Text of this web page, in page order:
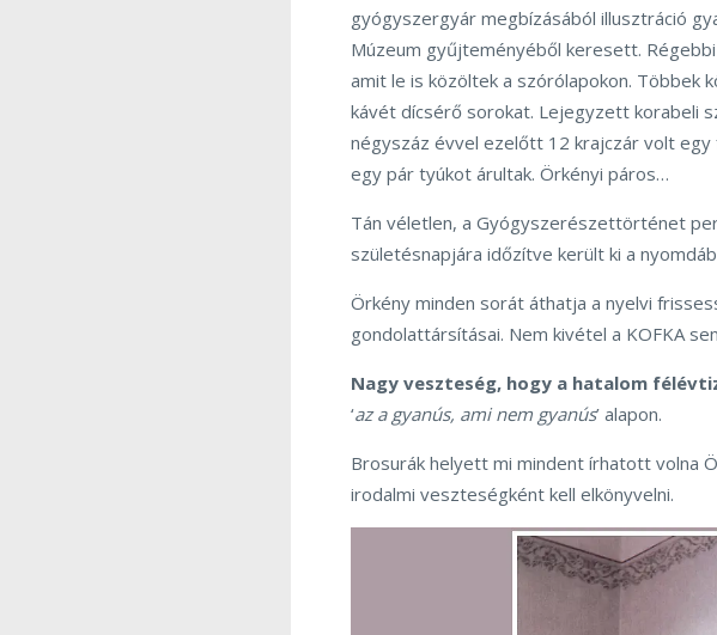
gyógyszergyár megbízásából illusztráció
Múzeum gyűjteményéből keresett.
amit le is közöltek a szórólapokon.
kávét dícsérő sorokat. Lejegyzett korabeli
négyszáz évvel ezelőtt 12 krajczár volt
egy pár tyúkot árultak. Örkényi páros…
Tán véletlen, a Gyógyszerészettörténet
születésnapjára időzítve került ki a
Örkény minden sorát áthatja a nyelvi
gondolattársításai. Nem kivétel a KOFKA
Nagy veszteség, hogy a hatalom
‘az a gyanús, ami nem gyanús’ alapon.
Brosurák helyett mi mindent írhatott volna
irodalmi veszteségként kell elkönyvelni.